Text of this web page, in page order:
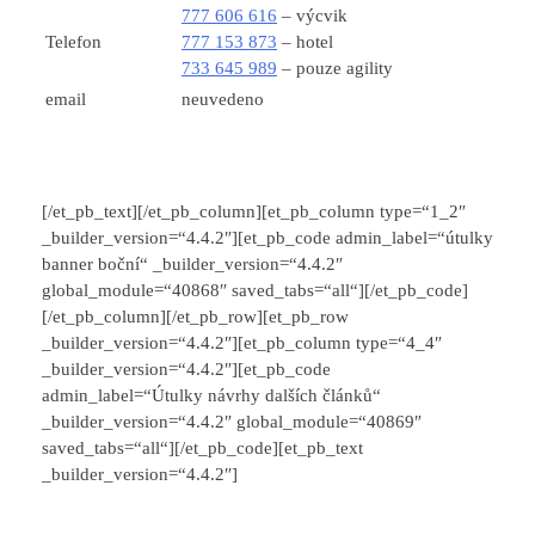
Telefon
777 606 616 – výcvik
777 153 873 – hotel
733 645 989 – pouze agility
email
neuvedeno
[/et_pb_text][/et_pb_column][et_pb_column type=“1_2″
_builder_version=“4.4.2″][et_pb_code admin_label=“útulky
banner boční“ _builder_version=“4.4.2″
global_module=“40868″ saved_tabs=“all“][/et_pb_code]
[/et_pb_column][/et_pb_row][et_pb_row
_builder_version=“4.4.2″][et_pb_column type=“4_4″
_builder_version=“4.4.2″][et_pb_code
admin_label=“Útulky návrhy dalších článků“
_builder_version=“4.4.2″ global_module=“40869″
saved_tabs=“all“][/et_pb_code][et_pb_text
_builder_version=“4.4.2″]